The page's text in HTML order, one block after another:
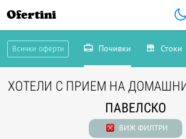
Ofertini
Всички оферти Почивки Стоки
ХОТЕЛИ С ПРИЕМ НА
ПАВЕЛСКО
ВИЖ ФИЛТРИ